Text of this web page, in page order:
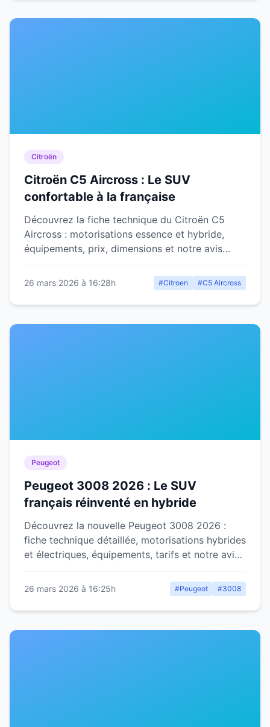
Citroën
Citroën C5 Aircross : Le SUV
confortable à la française
Découvrez la fiche technique du Citroën C5
Aircross : motorisations essence et hybride,
équipements, prix, dimensions et notre avis
26 mars 2026 à 16:28h #Citroen #C5 Aircross
Peugeot
Peugeot 3008 2026 : Le SUV
français réinventé en hybride
Découvrez la nouvelle Peugeot 3008 2026 :
fiche technique détaillée, motorisations hybrides
et électriques, équipements, tarifs et notre avis
26 mars 2026 à 16:25h #Peugeot #3008